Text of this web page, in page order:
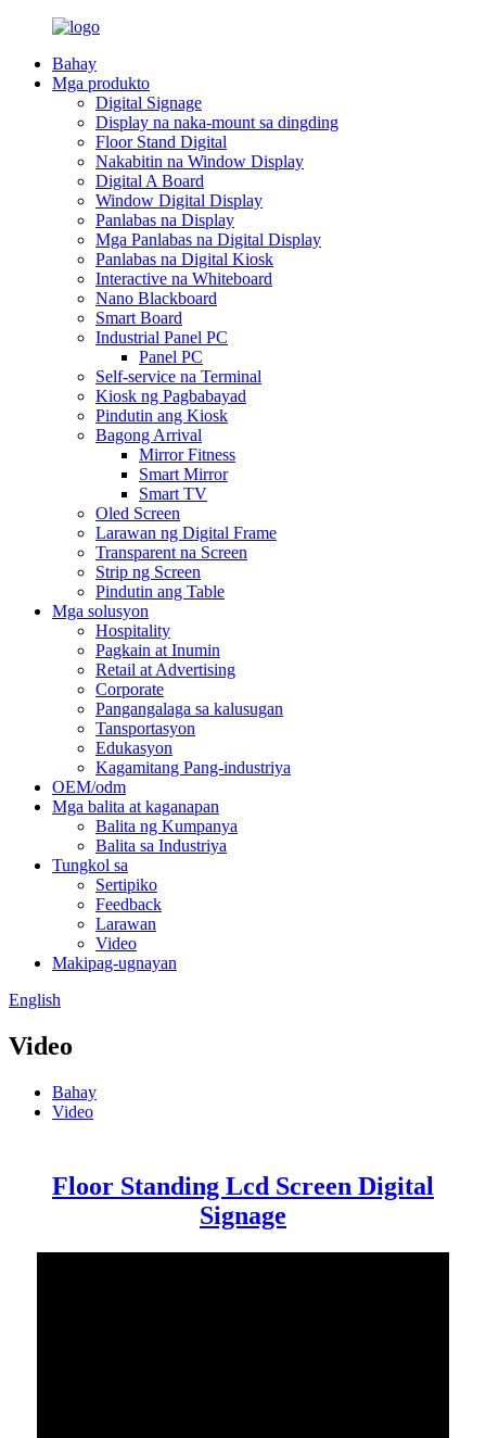
Bahay
Mga produkto
Digital Signage
Display na naka-mount sa dingding
Floor Stand Digital
Nakabitin na Window Display
Digital A Board
Window Digital Display
Panlabas na Display
Mga Panlabas na Digital Display
Panlabas na Digital Kiosk
Interactive na Whiteboard
Nano Blackboard
Smart Board
Industrial Panel PC
Panel PC
Self-service na Terminal
Kiosk ng Pagbabayad
Pindutin ang Kiosk
Bagong Arrival
Mirror Fitness
Smart Mirror
Smart TV
Oled Screen
Larawan ng Digital Frame
Transparent na Screen
Strip ng Screen
Pindutin ang Table
Mga solusyon
Hospitality
Pagkain at Inumin
Retail at Advertising
Corporate
Pangangalaga sa kalusugan
Tansportasyon
Edukasyon
Kagamitang Pang-industriya
OEM/odm
Mga balita at kaganapan
Balita ng Kumpanya
Balita sa Industriya
Tungkol sa
Sertipiko
Feedback
Larawan
Video
Makipag-ugnayan
English
Video
Bahay
Video
Floor Standing Lcd Screen Digital
Signage